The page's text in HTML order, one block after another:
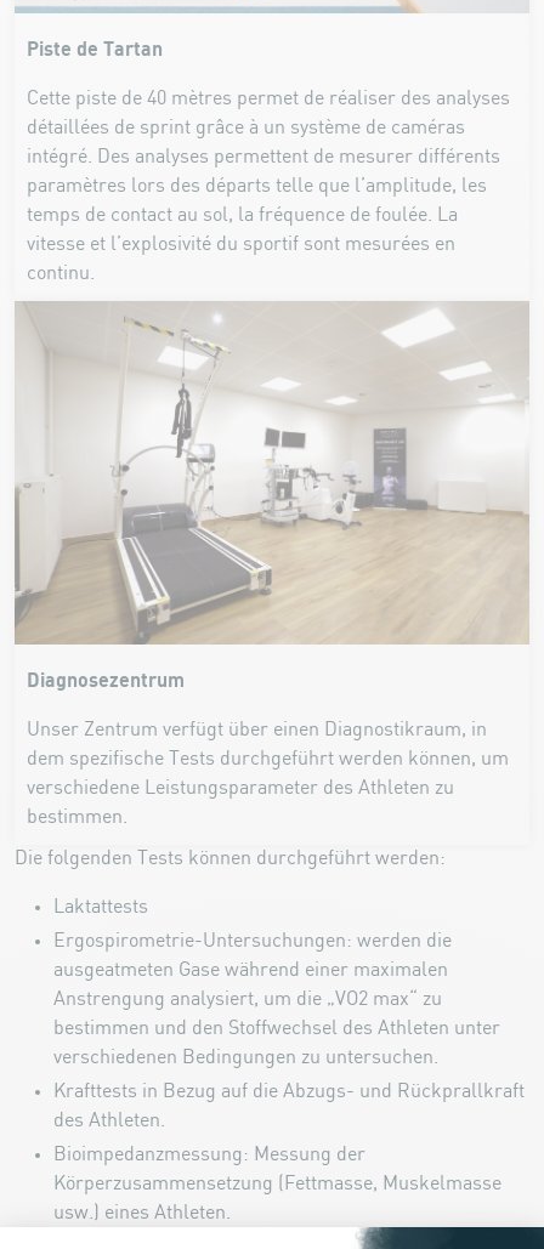
Piste de Tartan
Cette piste de 40 mètres permet de réaliser des analyses
détaillées de sprint grâce à un système de caméras
intégré. Des analyses permettent de mesurer différents
paramètres lors des départs telle que l’amplitude, les
temps de contact au sol, la fréquence de foulée. La
vitesse et l’explosivité du sportif sont mesurées en
continu.
Diagnosezentrum
Unser Zentrum verfügt über einen Diagnostikraum, in
dem spezifische Tests durchgeführt werden können, um
verschiedene Leistungsparameter des Athleten zu
bestimmen.
Die folgenden Tests können durchgeführt werden:
Laktattests
Ergospirometrie-Untersuchungen: werden die
ausgeatmeten Gase während einer maximalen
Anstrengung analysiert, um die „VO2 max“ zu
bestimmen und den Stoffwechsel des Athleten unter
verschiedenen Bedingungen zu untersuchen.
Krafttests in Bezug auf die Abzugs- und Rückprallkraft
des Athleten.
Bioimpedanzmessung: Messung der
Körperzusammensetzung (Fettmasse, Muskelmasse
usw.) eines Athleten.